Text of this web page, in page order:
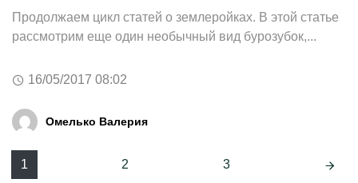
Продолжаем цикл статей о землеройках. В этой статье
рассмотрим еще один необычный вид бурозубок,...
16/05/2017 08:02
Омелько Валерия
Навигация
1 2 3